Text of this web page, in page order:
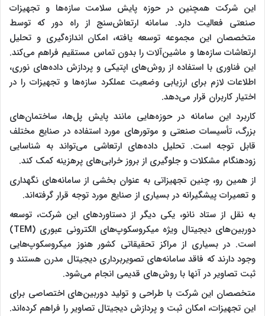
این شرکت همچنین در حوزه پایش سلامت سازه‌ها و تجهیزات
صنعتی فعالیت دارد. سامانه ارتعاش‌سنج از راه دور که توسط
متخصصان این مجموعه توسعه یافته، امکان اندازه‌گیری و تحلیل
ارتعاشات سازه‌ها و ماشین‌آلات را بدون تماس مستقیم فراهم می‌کند.
این فناوری با استفاده از روش‌های اپتیکی و پردازش داده‌های نوری،
اطلاعات لازم برای ارزیابی وضعیت عملکرد سازه‌ها و تجهیزات را در
اختیار کاربران قرار می‌دهد.
کاربرد این سامانه در حوزه‌هایی مانند پایش پل‌ها، ساختمان‌های
بزرگ، تأسیسات صنعتی و موتورهای مورد استفاده در صنایع مختلف
قابل توجه است. تحلیل داده‌های ارتعاشی می‌تواند به شناسایی
زودهنگام مشکلات و جلوگیری از بروز خرابی‌های پرهزینه کمک کند.
از همین رو، چنین تجهیزاتی به عنوان بخشی از سامانه‌های نگهداری
و تعمیرات پیشگیرانه در بسیاری از صنایع مورد توجه قرار گرفته‌اند.
به نقل از ستاد نانو، یکی دیگر از دستاوردهای این شرکت، توسعه
دوربین‌های دیجیتال ویژه میکروسکوپ‌های الکترونی عبوری (TEM)
است. در بسیاری از مراکز تحقیقاتی کشور هنوز میکروسکوپ‌هایی
وجود دارند که فاقد سامانه‌های تصویربرداری دیجیتال مدرن هستند و
ثبت تصاویر در آنها با روش‌های قدیمی انجام می‌شود.
متخصصان این شرکت با طراحی و تولید دوربین‌های اختصاصی برای
این تجهیزات، امکان ثبت و پردازش دیجیتال تصاویر را فراهم کرده‌اند.